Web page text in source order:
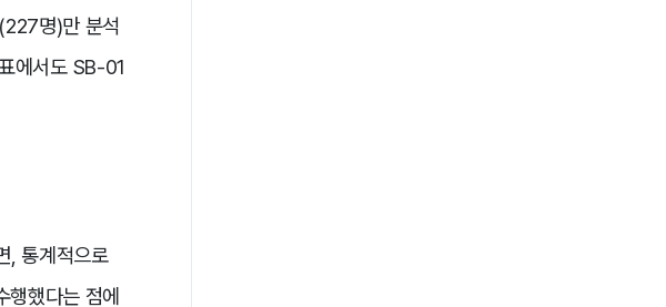
명)만 분석
에서도 SB-01
, 통계적으로
했다는 점에